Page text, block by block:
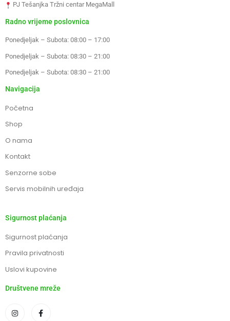
PJ Tešanjka Tržni centar MegaMall
Radno vrijeme poslovnica
Ponedjeljak – Subota: 08:00 – 17:00
Ponedjeljak – Subota: 08:30 – 21:00
Ponedjeljak – Subota: 08:30 – 21:00
Navigacija
Početna
Shop
O nama
Kontakt
Senzorne sobe
Servis mobilnih uređaja
Sigurnost plaćanja
Sigurnost plaćanja
Pravila privatnosti
Uslovi kupovine
Društvene mreže